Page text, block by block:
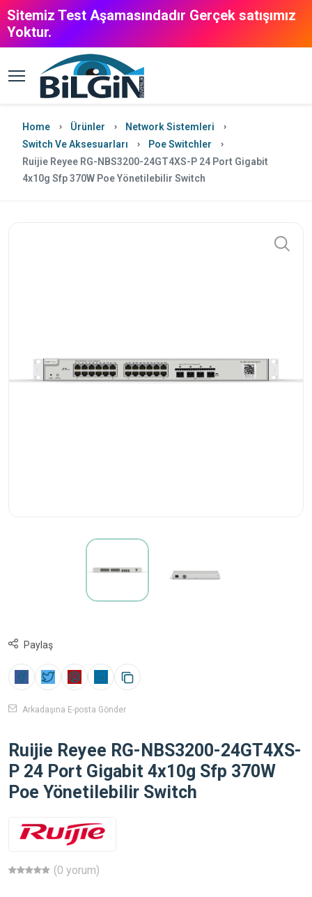
Sitemiz Test Aşamasındadır Gerçek satışımız
Yoktur.
Home Ürünler
Network Sistemleri
Switch Ve Aksesuarları
Poe Switchler
Ruijie Reyee RG-NBS3200-24GT4XS-P 24 Port Gigabit
4x10g Sfp 370W Poe Yönetilebilir Switch
Paylaş
Arkadaşına E-posta Gönder
Ruijie Reyee RG-NBS3200-24GT4XS-
P 24 Port Gigabit 4x10g Sfp 370W
Poe Yönetilebilir Switch
(0 yorum)